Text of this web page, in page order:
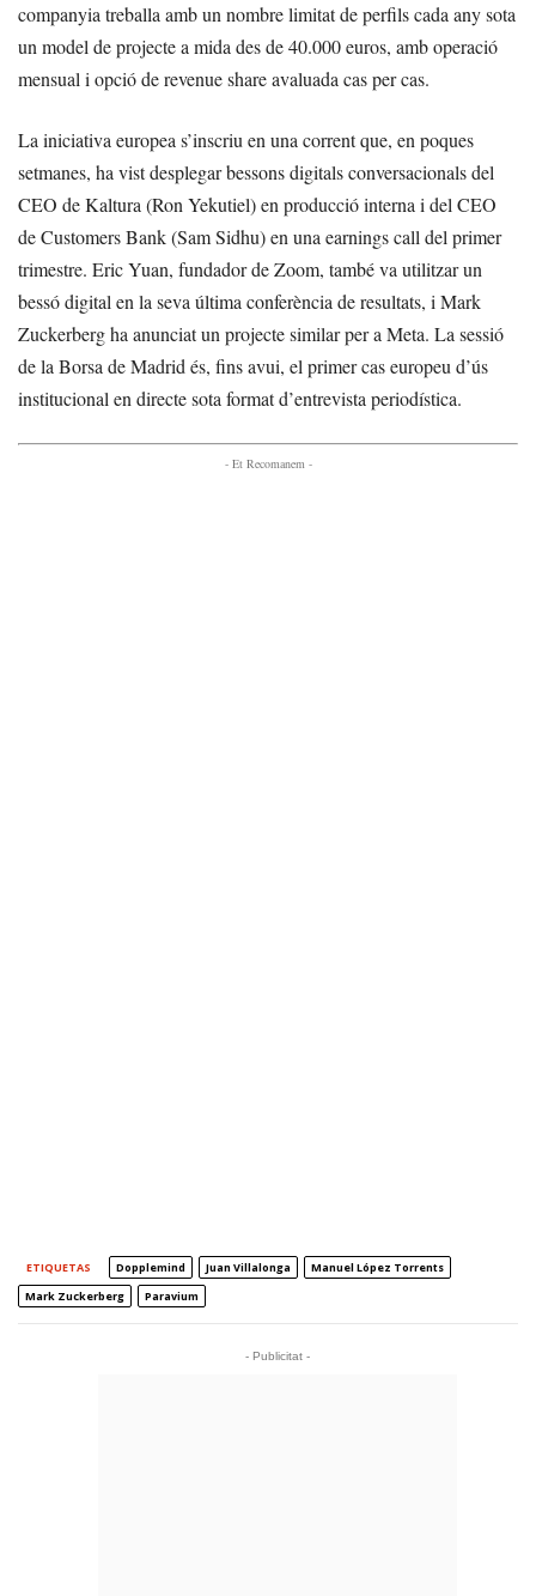
companyia treballa amb un nombre limitat de perfils cada any sota
un model de projecte a mida des de 40.000 euros, amb operació
mensual i opció de revenue share avaluada cas per cas.
La iniciativa europea s’inscriu en una corrent que, en poques
setmanes, ha vist desplegar bessons digitals conversacionals del
CEO de Kaltura (Ron Yekutiel) en producció interna i del CEO
de Customers Bank (Sam Sidhu) en una earnings call del primer
trimestre. Eric Yuan, fundador de Zoom, també va utilitzar un
bessó digital en la seva última conferència de resultats, i Mark
Zuckerberg ha anunciat un projecte similar per a Meta. La sessió
de la Borsa de Madrid és, fins avui, el primer cas europeu d’ús
institucional en directe sota format d’entrevista periodística.
- Et Recomanem -
ETIQUETAS Dopplemind Juan Villalonga
Manuel López Torrents
Mark Zuckerberg
Paravium
- Publicitat -